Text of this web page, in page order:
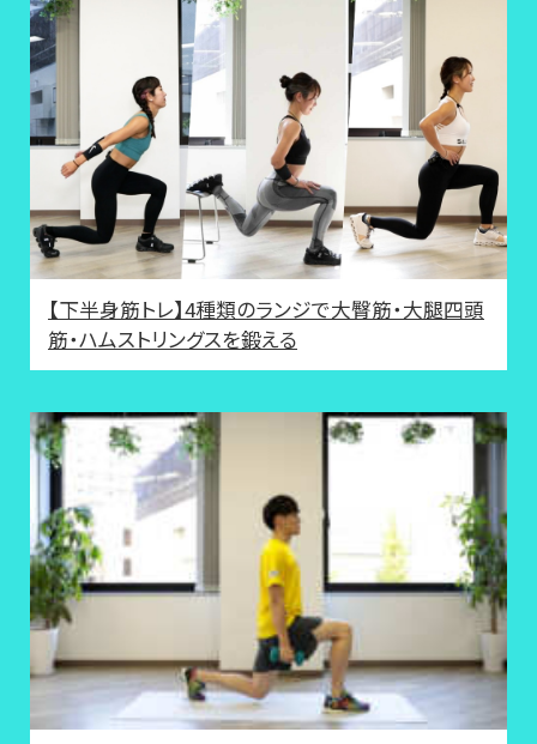
【下半身筋トレ】4種類のランジで大臀筋・大腿四頭
筋・ハムストリングスを鍛える